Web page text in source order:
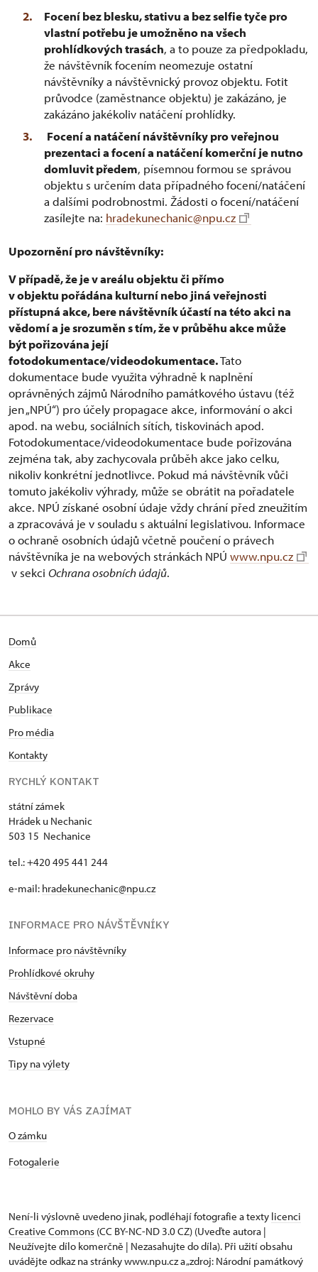
Focení bez blesku, stativu a bez selfie tyče pro
vlastní potřebu je umožněno na všech
prohlídkových trasách, a to pouze za předpokladu,
že návštěvník focením neomezuje ostatní
návštěvníky a návštěvnický provoz objektu. Fotit
průvodce (zaměstnance objektu) je zakázáno, je
zakázáno jakékoliv natáčení prohlídky.
Focení a natáčení návštěvníky pro veřejnou
prezentaci a focení a natáčení komerční je nutno
domluvit předem, písemnou formou se správou
objektu s určením data případného focení/natáčení
a dalšími podrobnostmi. Žádosti o focení/natáčení
zasílejte na: hradekunechanic@npu.cz
Upozornění pro návštěvníky:
V případě, že je v areálu objektu či přímo
v objektu pořádána kulturní nebo jiná veřejnosti
přístupná akce, bere návštěvník účastí na této akci na
vědomí a je srozuměn s tím, že v průběhu akce může
být pořizována její
fotodokumentace/videodokumentace.Tato
dokumentace bude využita výhradně k naplnění
oprávněných zájmů Národního památkového ústavu (též
jen „NPÚ“) pro účely propagace akce, informování o akci
apod. na webu, sociálních sítích, tiskovinách apod.
Fotodokumentace/videodokumentace bude pořizována
zejména tak, aby zachycovala průběh akce jako celku,
nikoliv konkrétní jednotlivce. Pokud má návštěvník vůči
tomuto jakékoliv výhrady, může se obrátit na pořadatele
akce. NPÚ získané osobní údaje vždy chrání před zneužitím
a zpracovává je v souladu s aktuální legislativou. Informace
o ochraně osobních údajů včetně poučení o právech
návštěvníka je na webových stránkách NPÚ www.npu.cz
v sekci Ochrana osobních údajů.
Domů
Akce
Zprávy
Publikace
Pro média
Kontakty
RYCHLÝ KONTAKT
státní zámek
Hrádek u Nechanic
503 15 Nechanice
tel.: +420 495 441 244
e-mail: hradekunechanic@npu.cz
INFORMACE PRO NÁVŠTĚVNÍKY
Informace pro návštěvníky
Prohlídkové okruhy
Návštěvní doba
Rezervace
Vstupné
Tipy na výlety
MOHLO BY VÁS ZAJÍMAT
O zámku
Fotogalerie
Není-li výslovně uvedeno jinak, podléhají fotografie a texty licenci
Creative Commons (CC BY-NC-ND 3.0 CZ) (Uveďte autora |
Neužívejte dílo komerčně | Nezasahujte do díla). Při užití obsahu
uvádějte odkaz na stránky www.npu.cz a „zdroj: Národní památkový